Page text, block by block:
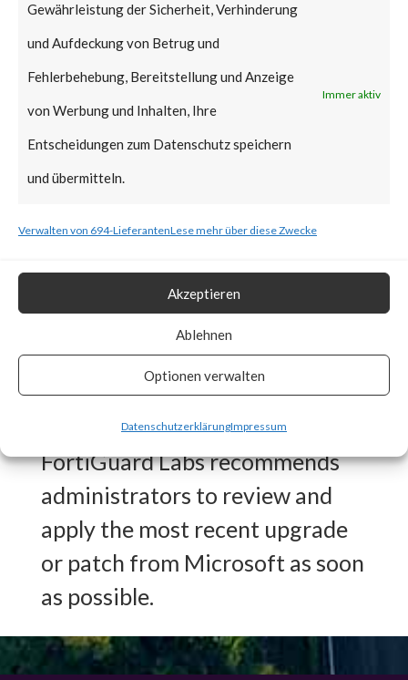
Gewährleistung der Sicherheit, Verhinderung
und Aufdeckung von Betrug und
Fehlerbehebung, Bereitstellung und Anzeige
von Werbung und Inhalten, Ihre
Entscheidungen zum Datenschutz speichern
und übermitteln.
Immer aktiv
Verwalten von 694-LieferantenLese mehr über diese Zwecke
Akzeptieren
Ablehnen
Optionen verwalten
DatenschutzerklärungImpressum
Patch Tuesday updates. Please
follow the link to learn more
about mitigation steps. [ Link ]
What FortiGuard Coverage is
available?
FortiGuard Labs has an
Endpoint Vulnerability
Signature in place for CVE-
2024-21410 to detect any
vulnerable systems and auto
patch if enabled.
FortiGuard Labs recommends
administrators to review and
apply the most recent upgrade
or patch from Microsoft as soon
as possible.